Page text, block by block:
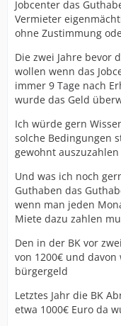
Jobcenter das
Vermieter
ohne Zustimmung
Die zwei Jahre bevor
wollen wenn das
immer 9 Tage nach
wurde das Geld
Ich würde gern
solche Bedingungen
gewohnt auszuzahlen
Und was ich noch
Guthaben das
wenn man jeden
Miete dazu zahlen
Den in der BK vor
von 1200€ und
bürgergeld
Letztes Jahr die BK
etwa 1000€ Euro da